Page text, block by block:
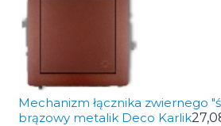
Mechanizm łącznika zwiernego
brązowy metalik Deco Karlik